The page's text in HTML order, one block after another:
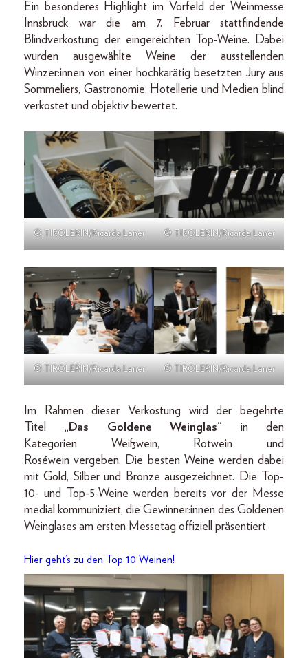
Ein besonderes Highlight im Vorfeld der Weinmesse
Innsbruck war die am 7. Februar stattfindende
Blindverkostung der eingereichten Top-Weine. Dabei
wurden ausgewählte Weine der ausstellenden
Winzer:innen von einer hochkarätig besetzten Jury aus
Sommeliers, Gastronomie, Hotellerie und Medien blind
verkostet und objektiv bewertet.
© TIROLERIN/Ricarda Laner © TIROLERIN/Ricarda Laner
© TIROLERIN/Ricarda Laner © TIROLERIN/Ricarda Laner
Im Rahmen dieser Verkostung wird der begehrte
Titel „Das Goldene Weinglas“ in den
Kategorien Weißwein, Rotwein und
Roséwein vergeben. Die besten Weine werden dabei
mit Gold, Silber und Bronze ausgezeichnet. Die Top-
10- und Top-5-Weine werden bereits vor der Messe
medial kommuniziert, die Gewinner:innen des Goldenen
Weinglases am ersten Messetag offiziell präsentiert.
Hier geht’s zu den Top 10 Weinen!